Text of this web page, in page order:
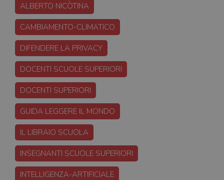
ALBERTO NICÒTINA
CAMBIAMENTO-CLIMATICO
DIFENDERE LA PRIVACY
DOCENTI SCUOLE SUPERIORI
DOCENTI SUPERIORI
GUIDA LEGGERE IL MONDO
IL LIBRAIO SCUOLA
INSEGNANTI SCUOLE SUPERIORI
INTELLIGENZA-ARTIFICIALE